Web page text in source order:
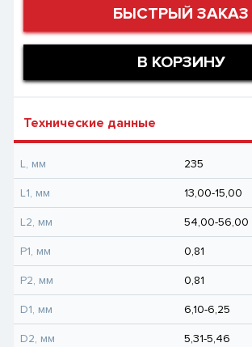
БЫСТРЫЙ ЗАКАЗ
В КОРЗИНУ
Технические данные
L, мм 235
L1, мм 13,00-15,00
L2, мм 54,00-56,00
P1, мм 0,81
P2, мм 0,81
D1, мм 6,10-6,25
D2, мм 5,31-5,46